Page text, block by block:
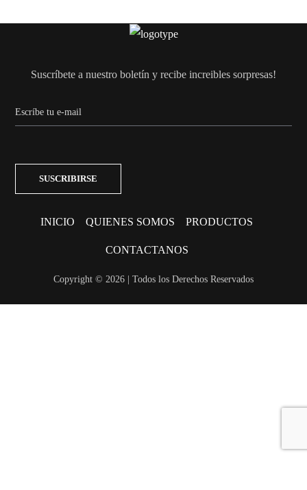
Suscríbete a nuestro boletín y recibe increibles sorpresas!
INICIO QUIENES SOMOS PRODUCTOS
CONTACTANOS
Copyright © 2026 | Todos los Derechos Reservados